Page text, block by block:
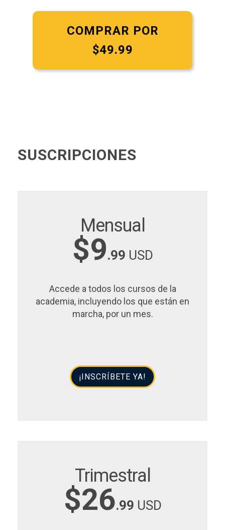
COMPRAR POR
$49.99
SUSCRIPCIONES
Mensual
$9.99 USD
Accede a todos los cursos de la
academia, incluyendo los que están en
marcha, por un mes.
¡INSCRÍBETE YA!
Trimestral
$26.99 USD